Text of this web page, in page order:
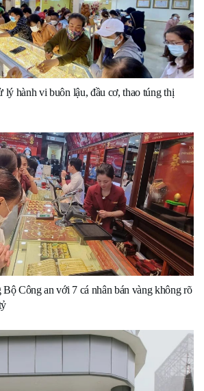
lý hành vi buôn lậu, đầu cơ, thao túng thị
Công an với 7 cá nhân bán vàng không rõ